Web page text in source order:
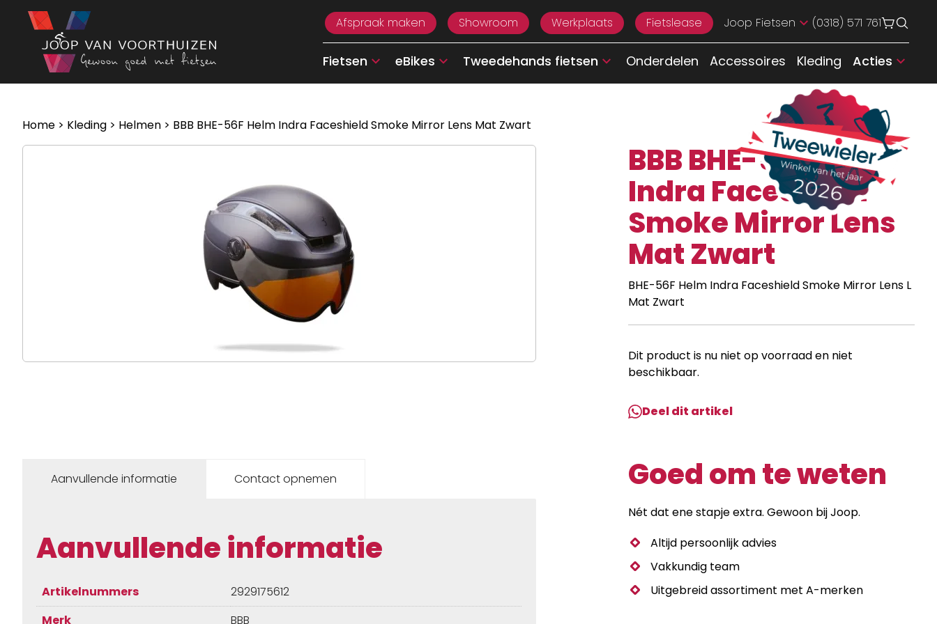
Ga naar de inhoud
Afspraak maken
Showroom Werkplaats Fietslease Joop Fietsen (0318) 571 761
Fietsen eBikes Tweedehands fietsen Onderdelen Accessoires Kleding Acties
Home > Kleding > Helmen > BBB BHE-56F Helm Indra Faceshield Smoke Mirror Lens Mat Zwart
BBB BHE-56F Helm
Indra Faceshield
Smoke Mirror Lens
Mat Zwart
BHE-56F Helm Indra Faceshield Smoke Mirror Lens L
Mat Zwart
Dit product is nu niet op voorraad en niet
beschikbaar.
Deel dit artikel
Aanvullende informatie Contact opnemen
Aanvullende informatie
Artikelnummers
2929175612
Merk
BBB
Goed om te weten
Nét dat ene stapje extra. Gewoon bij Joop.
Altijd persoonlijk advies
Vakkundig team
Uitgebreid assortiment met A-merken